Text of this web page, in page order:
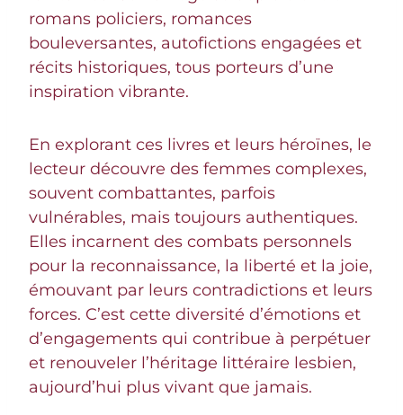
romans policiers, romances
bouleversantes, autofictions engagées et
récits historiques, tous porteurs d’une
inspiration vibrante.
En explorant ces livres et leurs héroïnes, le
lecteur découvre des femmes complexes,
souvent combattantes, parfois
vulnérables, mais toujours authentiques.
Elles incarnent des combats personnels
pour la reconnaissance, la liberté et la joie,
émouvant par leurs contradictions et leurs
forces. C’est cette diversité d’émotions et
d’engagements qui contribue à perpétuer
et renouveler l’héritage littéraire lesbien,
aujourd’hui plus vivant que jamais.